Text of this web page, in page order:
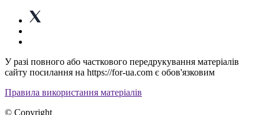
У разі повного або часткового передрукування матеріалів
сайту посилання на https://for-ua.com є обов'язковим
Правила використання матеріалів
© Copyright